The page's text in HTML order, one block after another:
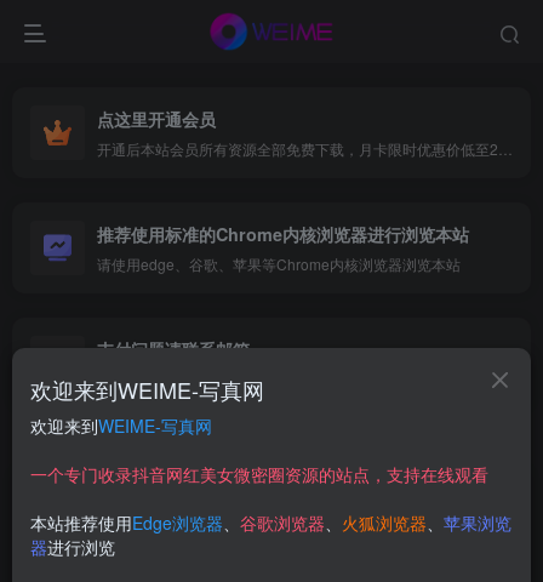
点这里开通会员
推荐使用标准的Chrome内核浏览器进行浏览本站
请使用edge、谷歌、苹果等Chrome内核浏览器浏览本站
支付问题请联系邮箱
遇到支付问题请联系网页底部邮箱或者微信支付留言
weime
欢迎来到WEIME-写真网
欢迎来到WEIME-写真网
一个专门收录抖音网红美女微密圈资源的站点，支持在线观看
本站推荐使用Edge浏览器、 谷歌浏览器、 火狐浏览器、 苹果浏览
器进行浏览